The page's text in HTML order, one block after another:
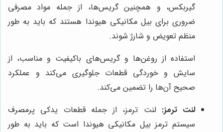
گیربکس، و همچنین گریس‌ها، از جمله مواد مصرفی
ضروری برای بیل مکانیکی هیوندا هستند که باید به طور
منظم تعویض و شارژ شوند.
استفاده از روغن‌ها و گریس‌های باکیفیت و مناسب، از
سایش و خوردگی قطعات جلوگیری می‌کند و عملکرد
صحیح آن‌ها را تضمین می‌کند.
لنت ترمز: لنت ترمز، از جمله قطعات یدکی پرمصرف
سیستم ترمز بیل مکانیکی هیوندا است که باید به طور